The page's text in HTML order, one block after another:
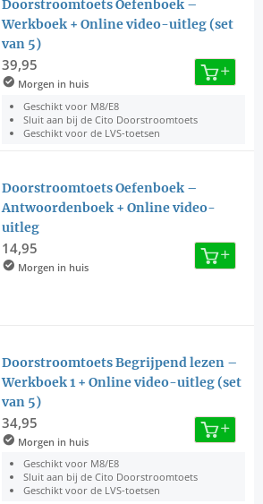
Doorstroomtoets Oefenboek –
Werkboek + Online video-uitleg (set
van 5)
39,95
Morgen in huis
Geschikt voor M8/E8
Sluit aan bij de Cito Doorstroomtoets
Geschikt voor de LVS-toetsen
Doorstroomtoets Oefenboek –
Antwoordenboek + Online video-
uitleg
14,95
Morgen in huis
Doorstroomtoets Begrijpend lezen –
Werkboek 1 + Online video-uitleg (set
van 5)
34,95
Morgen in huis
Geschikt voor M8/E8
Sluit aan bij de Cito Doorstroomtoets
Geschikt voor de LVS-toetsen